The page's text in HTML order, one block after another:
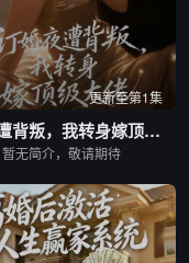
更新至第1集
订婚夜遭背叛，我转身嫁顶级大佬
暂无简介，敬请期待